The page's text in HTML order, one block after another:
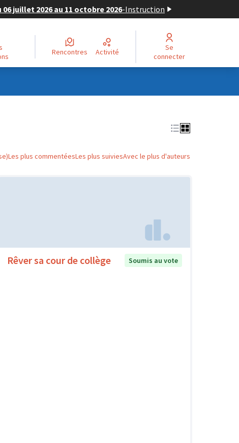
juillet 2026 au 11 octobre 2026-Instruction
Rencontres Activité
Se
connecter
Les plus commentéesLes plus suiviesAvec le plus d'auteurs
Rêver sa cour de collège Soumis au vote